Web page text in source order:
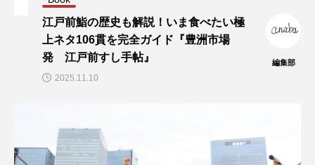
江戸前鮨の歴史も解説！いま食べたい極
上ネタ106貫を完全ガイド『豊洲市場
発 江戸前すし手帖』
編集部
2025.11.10